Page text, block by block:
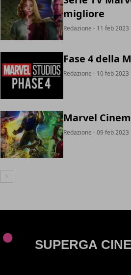
migliore
Redazione - 11 feb 2023
Fase 4 della
Redazione - 10 feb 2023
Marvel
Redazione - 09 feb 2023
Articolo Successivo